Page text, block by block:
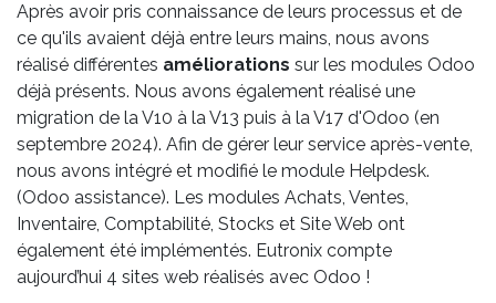
Après avoir pris connaissance de leurs processus et de
ce qu'ils avaient déjà entre leurs mains, nous avons
réalisé différentes améliorations sur les modules Odoo
déjà présents. Nous avons également réalisé une
migration de la V10 à la V13 puis à la V17 d'Odoo (en
septembre 2024). Afin de gérer leur service après-vente,
nous avons intégré et modifié le module Helpdesk.
(Odoo assistance). Les modules Achats, Ventes,
Inventaire, Comptabilité, Stocks et Site Web ont
également été implémentés. Eutronix compte
aujourd’hui 4 sites web réalisés avec Odoo !